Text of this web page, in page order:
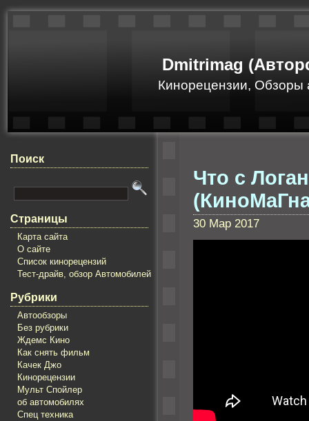
Dmitrimag
Кинорецензии, Обзоры
Поиск
Страницы
Карта сайта
О сайте
Список кинорецензий
Тест-драйв, обзор Автомобилей
Рубрики
Автообзоры
Без рубрики
Ждемс Кино
Как снять фильм
Качек Джо
Кинорецензии
Мульт Спойлер
об автомобилях
Спец техника
Что с
30 Мар 2017